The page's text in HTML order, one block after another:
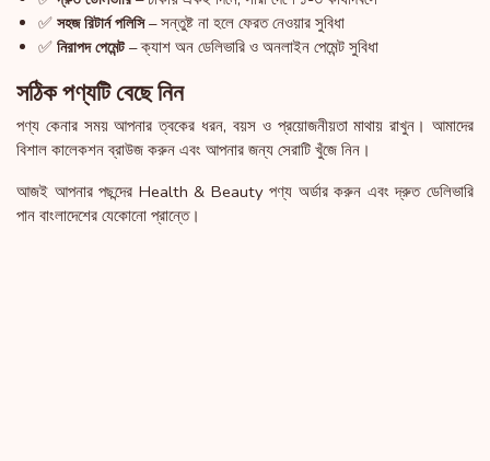
✅ সহজ রিটার্ন পলিসি– সন্তুষ্ট না হলে ফেরত নেওয়ার সুবিধা
✅ নিরাপদ পেমেন্ট– ক্যাশ অন ডেলিভারি ও অনলাইন পেমেন্ট সুবিধা
সঠিক পণ্যটি বেছে নিন
পণ্য কেনার সময় আপনার ত্বকের ধরন, বয়স ও প্রয়োজনীয়তা মাথায় রাখুন। আমাদের
বিশাল কালেকশন ব্রাউজ করুন এবং আপনার জন্য সেরাটি খুঁজে নিন।
আজই আপনার পছন্দের Health & Beauty পণ্য অর্ডার করুন এবং দ্রুত ডেলিভারি
পান বাংলাদেশের যেকোনো প্রান্তে।